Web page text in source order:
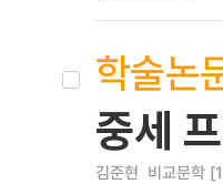
학술논
중세
김준현 비교문학